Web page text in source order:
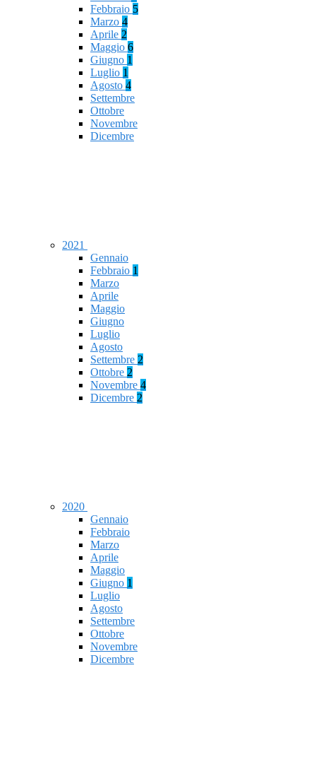
Febbraio 5
Marzo 4
Aprile 2
Maggio 6
Giugno 1
Luglio 1
Agosto 4
Settembre
Ottobre
Novembre
Dicembre
2021
Gennaio
Febbraio 1
Marzo
Aprile
Maggio
Giugno
Luglio
Agosto
Settembre 2
Ottobre 2
Novembre 4
Dicembre 2
2020
Gennaio
Febbraio
Marzo
Aprile
Maggio
Giugno 1
Luglio
Agosto
Settembre
Ottobre
Novembre
Dicembre